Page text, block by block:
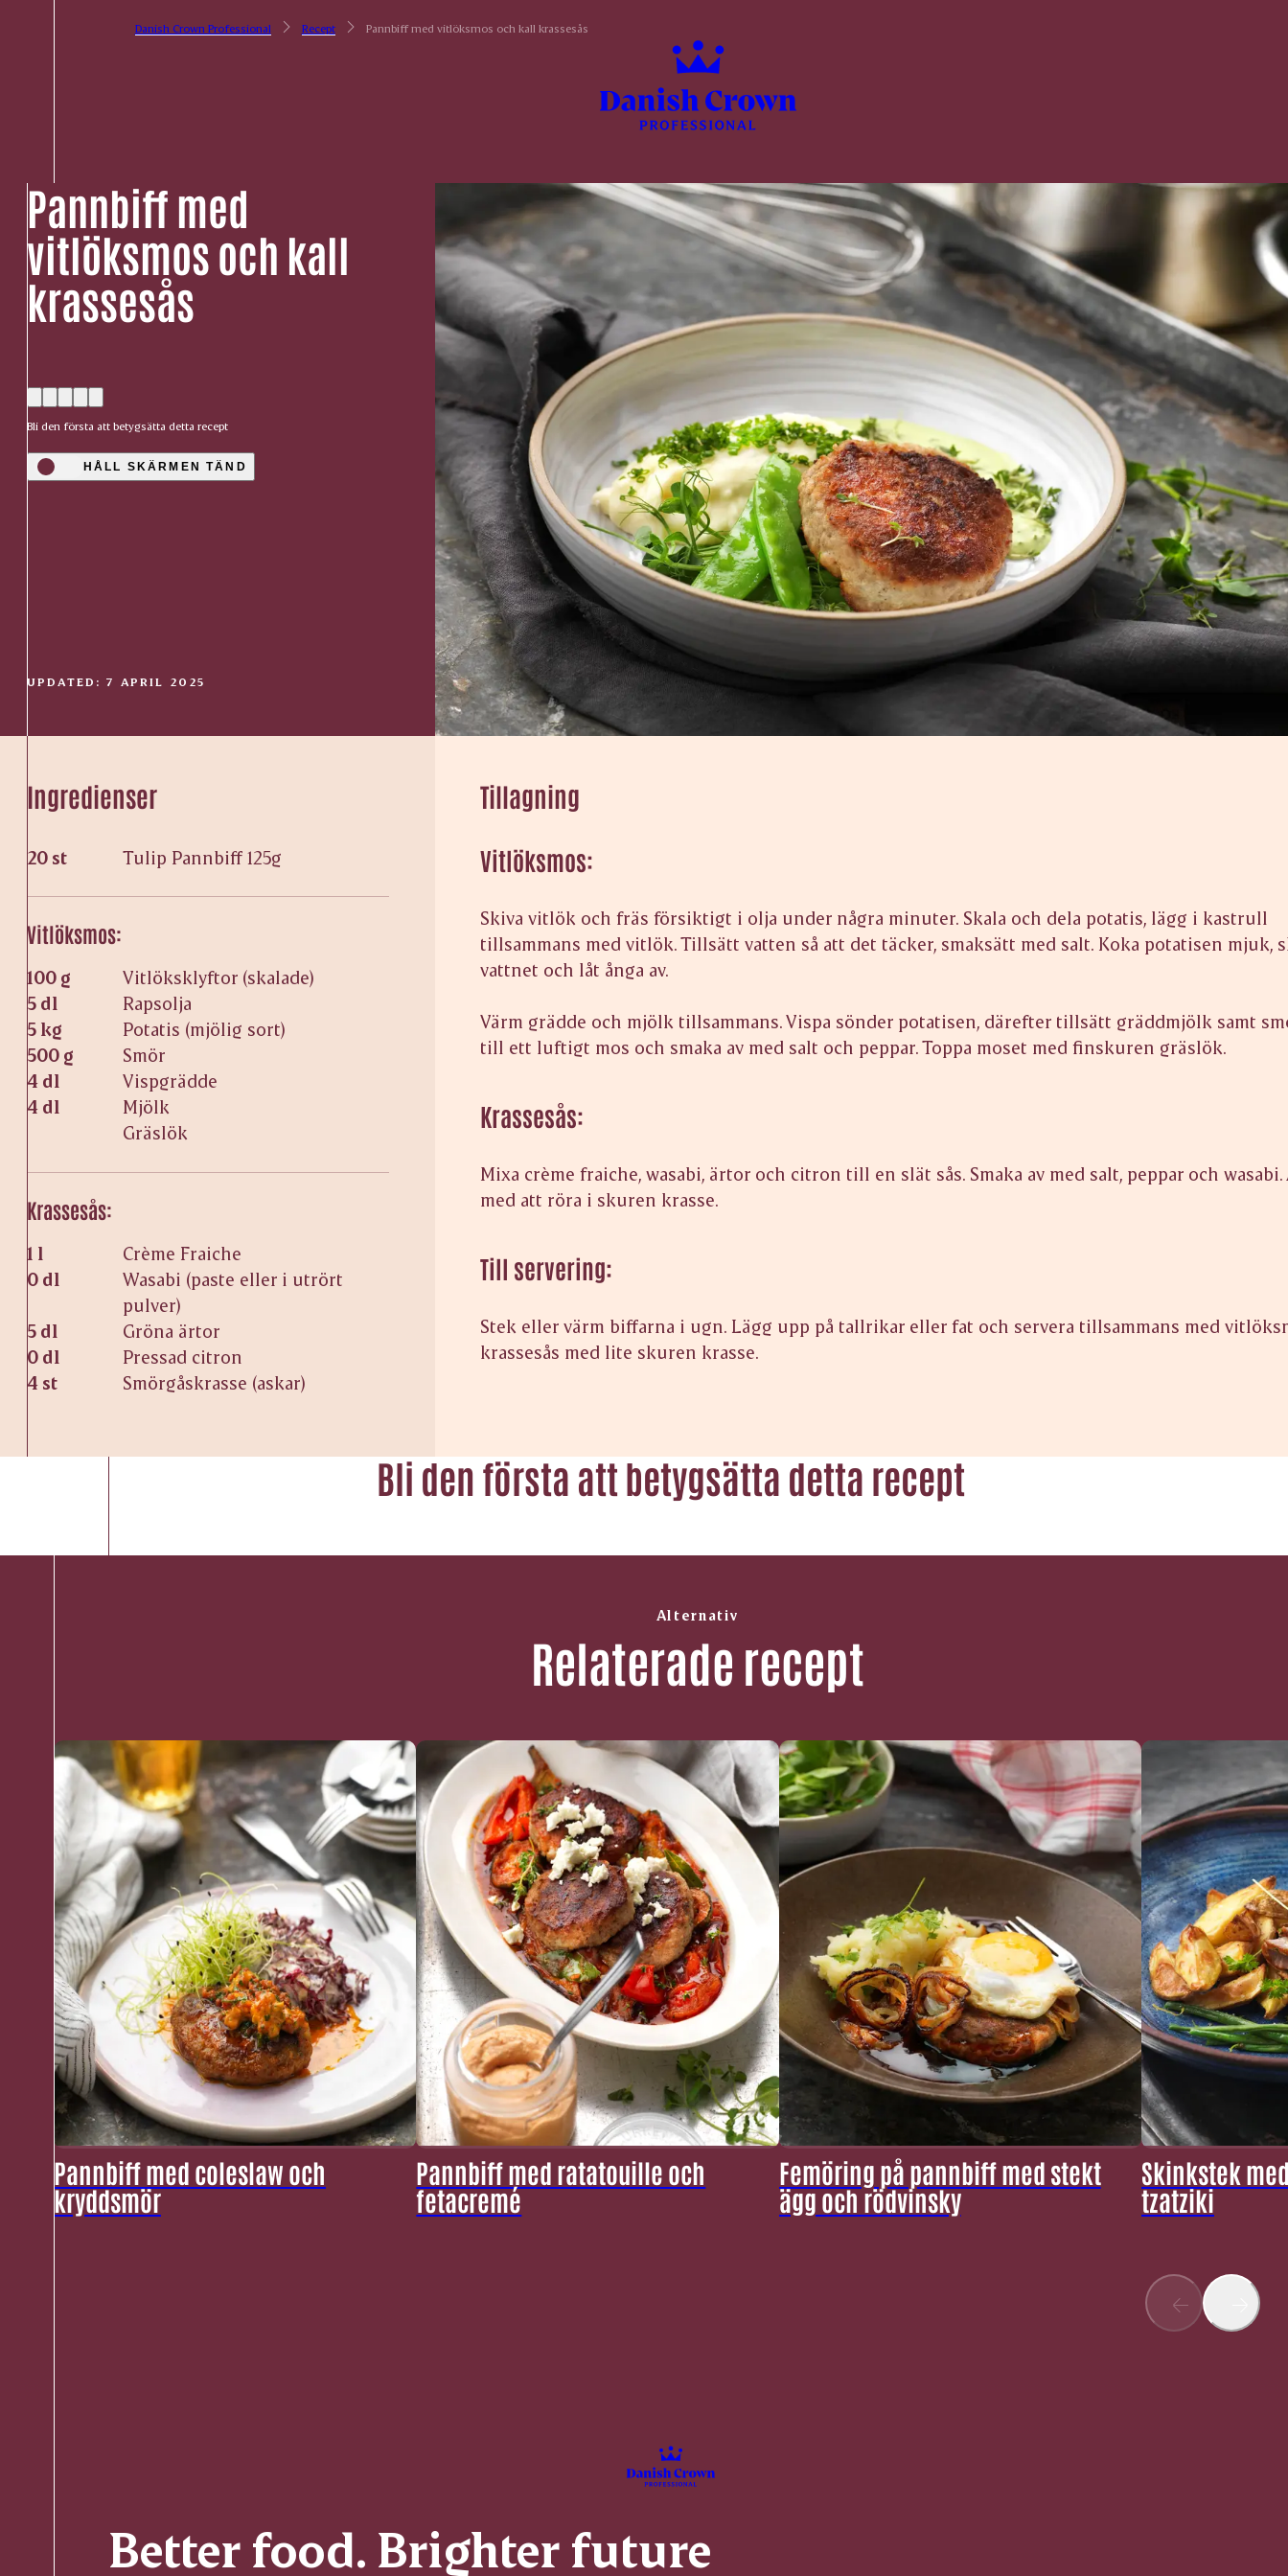
Danish Crown Professional Recept Pannbiff med vitlöksmos och kall krassesås
Pannbiff med
vitlöksmos och kall
krassesås
Bli den första att betygsätta detta recept
HÅLL SKÄRMEN TÄND
UPDATED: 7 APRIL 2025
Ingredienser
20 st Tulip Pannbiff 125g
Vitlöksmos:
100 g
Vitlöksklyftor (skalade)
5 dl
Rapsolja
5 kg
Potatis (mjölig sort)
500 g
Smör
4 dl
Vispgrädde
4 dl
Mjölk
Gräslök
Krassesås:
1 l
Crème Fraiche
0 dl
Wasabi (paste eller i utrört
pulver)
5 dl
Gröna ärtor
0 dl
Pressad citron
4 st
Smörgåskrasse (askar)
Tillagning
Vitlöksmos:
Skiva vitlök och fräs försiktigt i olja under några minuter. Skala och dela potatis, lägg i kastrull
tillsammans med vitlök. Tillsätt vatten så att det täcker, smaksätt med salt. Koka potatisen mjuk,
vattnet och låt ånga av.
Värm grädde och mjölk tillsammans. Vispa sönder potatisen, därefter tillsätt gräddmjölk samt
till ett luftigt mos och smaka av med salt och peppar. Toppa moset med finskuren gräslök.
Krassesås:
Mixa crème fraiche, wasabi, ärtor och citron till en slät sås. Smaka av med salt, peppar och wasabi.
med att röra i skuren krasse.
Till servering:
Stek eller värm biffarna i ugn. Lägg upp på tallrikar eller fat och servera tillsammans med
krassesås med lite skuren krasse.
Bli den första att betygsätta detta recept
Alternativ
Relaterade recept
Pannbiff med coleslaw och
kryddsmör
Pannbiff med ratatouille och
fetacremé
Femöring på pannbiff med stekt
ägg och rödvinsky
Skinkstek
tzatziki
Better food. Brighter future